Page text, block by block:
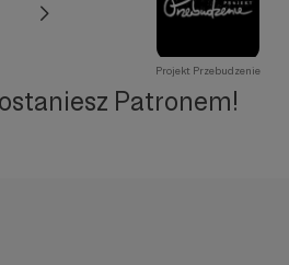
Projekt Przebudzenie
Patronem!